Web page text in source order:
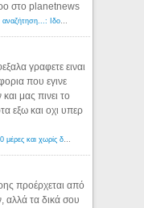
στο planetnews
Λόγιος Ερμής | Η γνώση ξεκινάει με την αναζήτηση...: Ιδού οι 18 που χρωστούν 11 δις ευρώ!
γραφετε ειναι
που εγινε
μας πινει το
εξω και οχι υπερ
Εφορία: Κατάσχονται όλα ύστερα από 30 μέρες και χωρίς δικαστικές αποφάσεις - Λόγιος Ερμής
προέρχεται από
αλλά τα δικά σου